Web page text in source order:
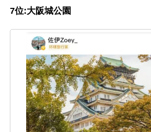
7位:大阪城公園